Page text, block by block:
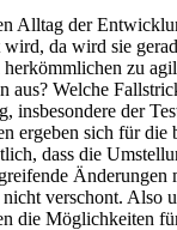
Alltag der
da wird sie
zu
aus? Welche
insbesondere der
ergeben sich für die
dass die
Änderungen
verschont. Also
die Möglichkeiten